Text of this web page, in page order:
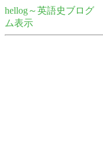
hellog～英語史ブログ
ム表示